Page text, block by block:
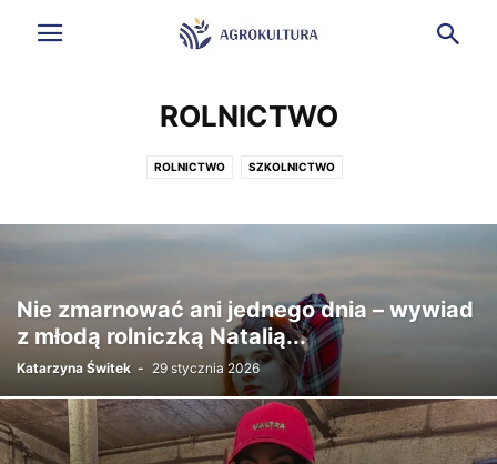
treści
ROLNICTWO
ROLNICTWO SZKOLNICTWO
Nie zmarnować ani jednego dnia – wywiad
z młodą rolniczką Natalią...
Katarzyna Świtek - 29 stycznia 2026